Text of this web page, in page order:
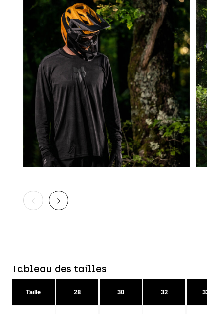
Tableau des tailles
Taille 28 30 32 32T